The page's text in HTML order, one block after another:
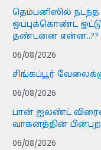
தெம்பனிஸில் நடந்த
ஒப்புக்கொண்ட
தண்டனை என்ன..??
06/08/2026
சிங்கப்பூர்
06/08/2026
பான் ஐலண்ட்
வாகனத்தின்
06/08/2026